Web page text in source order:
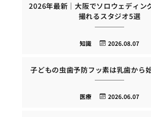
2026年最新｜大阪でソロウェディン
撮れるスタジオ5選
2026.08.07
知識
子どもの虫歯予防フッ素は乳歯から
2026.06.07
医療